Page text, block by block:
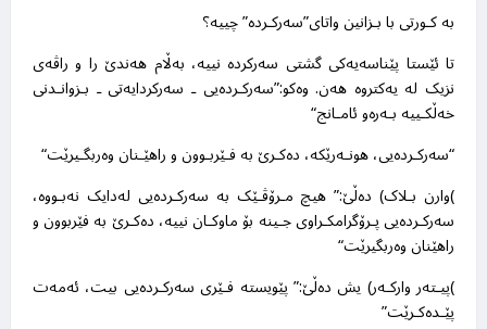
بە کـورتی با بـزانین واتای”سەرکـردە” چییە؟
تا ئێستا پێناسەیەکی گشتی سەرکردە نییە، بەڵام هەندێ را و راڤەی
نزیک لە یەکتروە هەن. وەکو:”سەرکـردەیی ـ سەرکردایەتی ـ بـزوانـدنی
خەڵکـییە بـەرەو ئامـانج“
“سەرکـردەیی، هونـەرێکە، دەکـرێ بە فـێربـوون و راهێـنان وەربگـیرێت“
(وارن بـلاک) دەڵێ:” هیچ مـرۆڤـێک بە سەرکـردەیی لەدایک نەبـووە،
سەرکـردەیی پـرۆگرامکـراوی جـینە بۆ ماوکـان نییە، دەکـرێ بە فێربوون و
راهێنان وەربگیرێت“
(پیـتەر وارکـەر) یش دەڵێ:” پێویستە فـێری سەرکـردەیی بيت، ئەمەت
پێـدەکـرێت”